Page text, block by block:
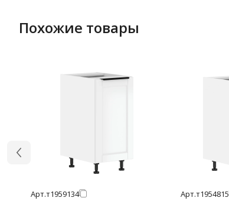
Похожие товары
Арт.т1959134 Арт.т1954815